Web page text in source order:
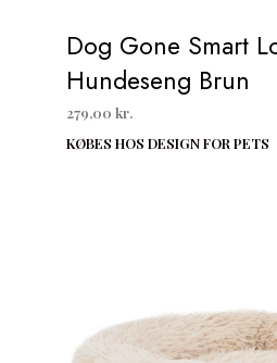
Dog Gone Smart
Hundeseng Brun
279,00 kr.
KØBES HOS DESIGN FOR PETS